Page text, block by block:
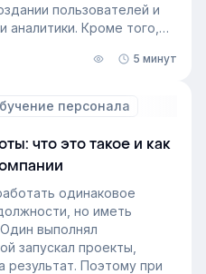
пользователей и
Кроме того,
из раздела «Проводник».
5 минут
персонала
что это такое и как
одинаковое
но иметь
выполнял
запускал проекты,
результат. Поэтому при